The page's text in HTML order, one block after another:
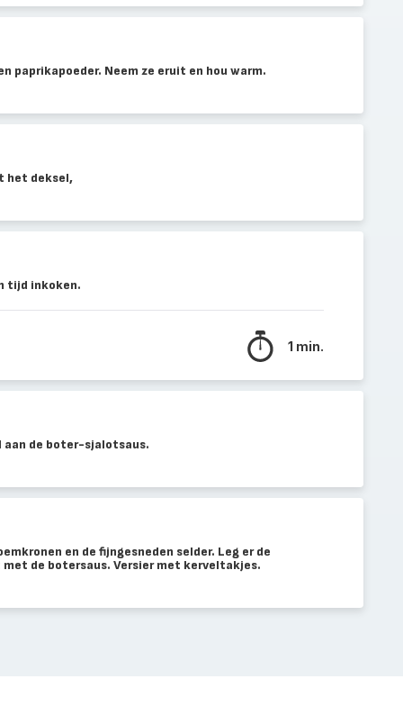
paprikapoeder. Neem ze eruit en hou warm.
het deksel,
tijd inkoken.
1 min.
aan de boter-sjalotsaus.
en de fijngesneden selder. Leg er de
de botersaus. Versier met kerveltakjes.